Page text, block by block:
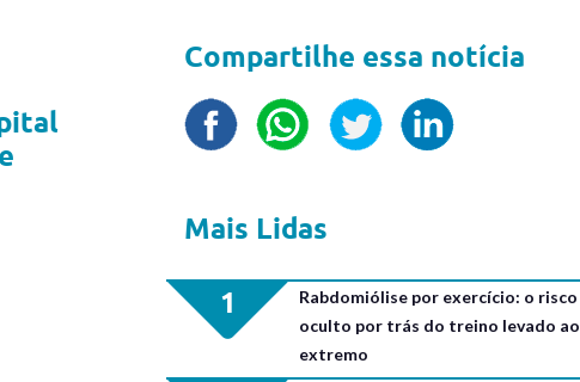
Compartilhe essa notícia
Mais Lidas
1
Rabdomiólise por exercício: o risco
oculto por trás do treino levado ao
extremo